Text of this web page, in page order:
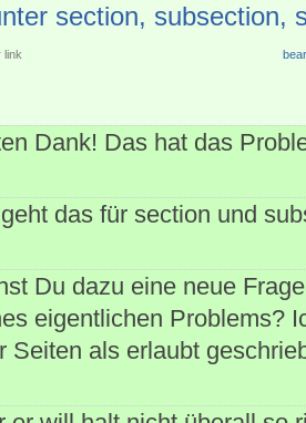
section, subsection,
link
Dank! Das hat das
das für section und
Du dazu eine neue
eigentlichen Problems?
Seiten als erlaubt